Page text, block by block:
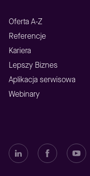
Oferta A-Z
Referencje
Kariera
Lepszy Biznes
Aplikacja serwisowa
Webinary